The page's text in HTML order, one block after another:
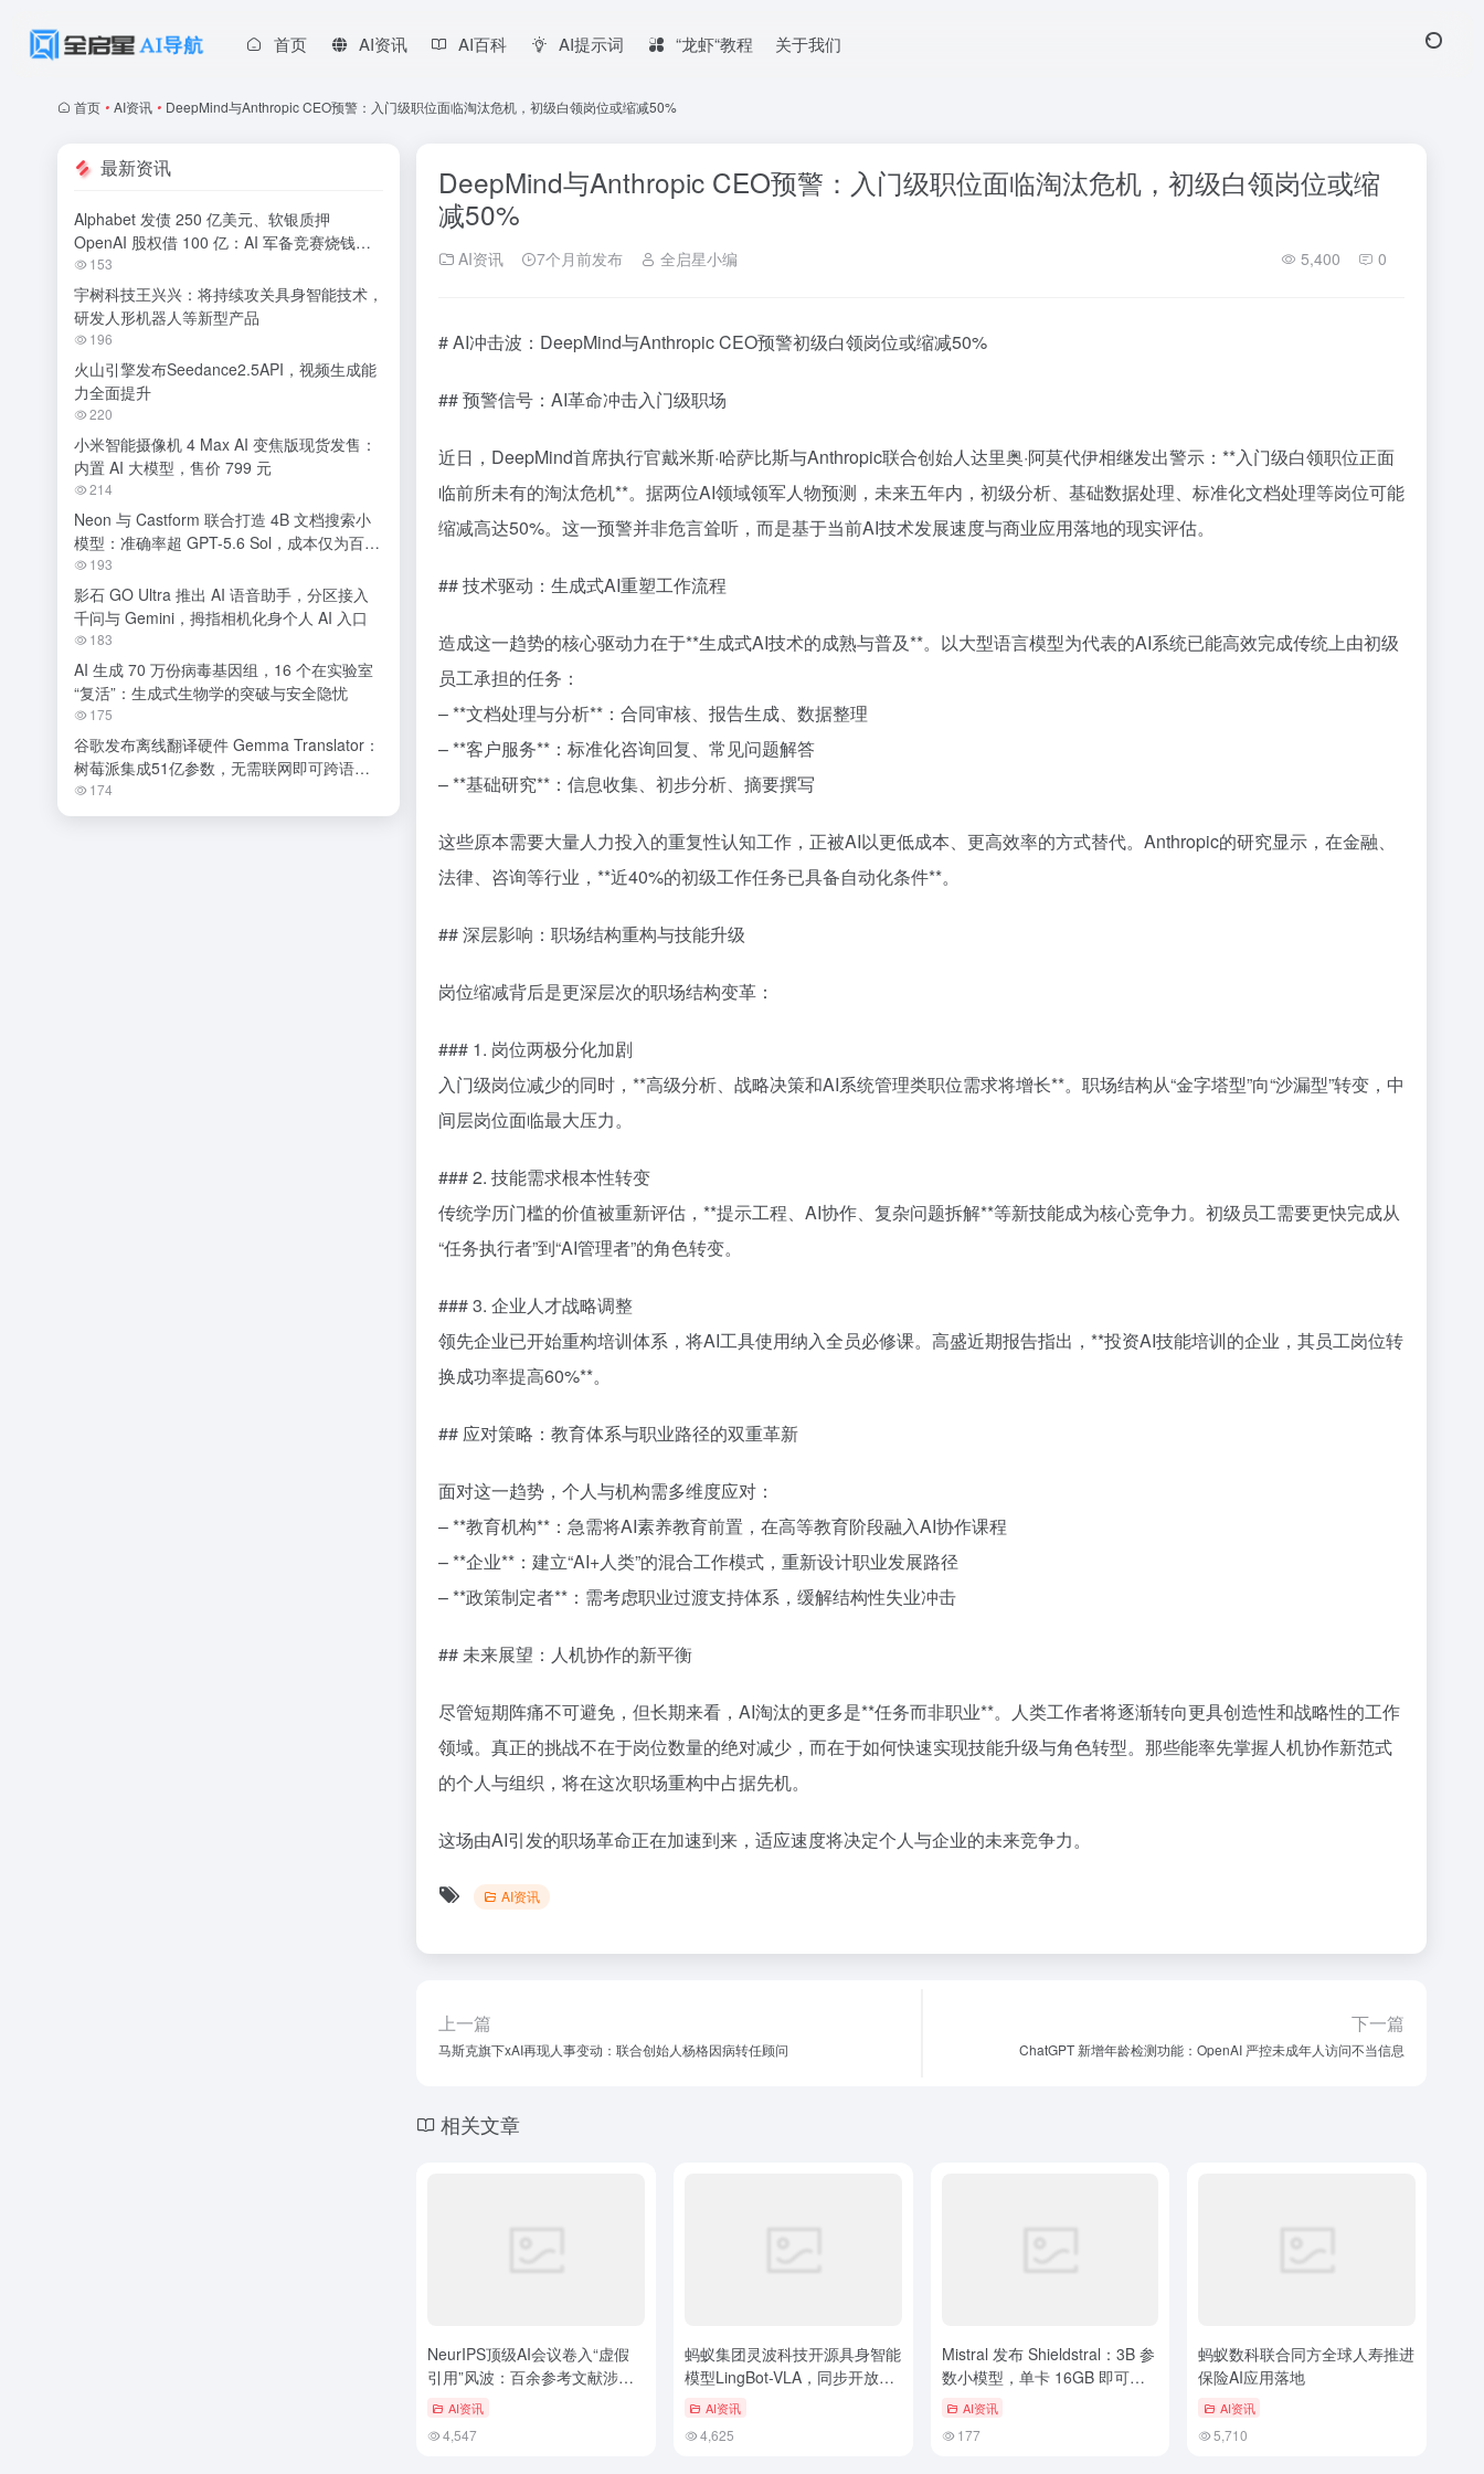
首页 AI资讯 AI百科 AI提示词 “龙虾“教程 关于我们
首页 • AI资讯 • DeepMind与Anthropic CEO预警：入门级职位面临淘汰危机，初级白领岗位或缩减50%
DeepMind与Anthropic CEO预警：入门级职位面临淘汰危机，初级白领岗位或缩
减50%
AI资讯 7个月前发布 全启星小编 5,400 0
# AI冲击波：DeepMind与Anthropic CEO预警初级白领岗位或缩减50%
## 预警信号：AI革命冲击入门级职场
近日，DeepMind首席执行官戴米斯·哈萨比斯与Anthropic联合创始人达里奥·阿莫代伊相继发出警示：**入门级白领职位正面
临前所未有的淘汰危机**。据两位AI领域领军人物预测，未来五年内，初级分析、基础数据处理、标准化文档处理等岗位可能
缩减高达50%。这一预警并非危言耸听，而是基于当前AI技术发展速度与商业应用落地的现实评估。
## 技术驱动：生成式AI重塑工作流程
造成这一趋势的核心驱动力在于**生成式AI技术的成熟与普及**。以大型语言模型为代表的AI系统已能高效完成传统上由初级
员工承担的任务：
– **文档处理与分析**：合同审核、报告生成、数据整理
– **客户服务**：标准化咨询回复、常见问题解答
– **基础研究**：信息收集、初步分析、摘要撰写
这些原本需要大量人力投入的重复性认知工作，正被AI以更低成本、更高效率的方式替代。Anthropic的研究显示，在金融、
法律、咨询等行业，**近40%的初级工作任务已具备自动化条件**。
## 深层影响：职场结构重构与技能升级
岗位缩减背后是更深层次的职场结构变革：
### 1. 岗位两极分化加剧
入门级岗位减少的同时，**高级分析、战略决策和AI系统管理类职位需求将增长**。职场结构从“金字塔型”向“沙漏型”转变，中
间层岗位面临最大压力。
### 2. 技能需求根本性转变
传统学历门槛的价值被重新评估，**提示工程、AI协作、复杂问题拆解**等新技能成为核心竞争力。初级员工需要更快完成从
“任务执行者”到“AI管理者”的角色转变。
### 3. 企业人才战略调整
领先企业已开始重构培训体系，将AI工具使用纳入全员必修课。高盛近期报告指出，**投资AI技能培训的企业，其员工岗位转
换成功率提高60%**。
## 应对策略：教育体系与职业路径的双重革新
面对这一趋势，个人与机构需多维度应对：
– **教育机构**：急需将AI素养教育前置，在高等教育阶段融入AI协作课程
– **企业**：建立“AI+人类”的混合工作模式，重新设计职业发展路径
– **政策制定者**：需考虑职业过渡支持体系，缓解结构性失业冲击
## 未来展望：人机协作的新平衡
尽管短期阵痛不可避免，但长期来看，AI淘汰的更多是**任务而非职业**。人类工作者将逐渐转向更具创造性和战略性的工作
领域。真正的挑战不在于岗位数量的绝对减少，而在于如何快速实现技能升级与角色转型。那些能率先掌握人机协作新范式
的个人与组织，将在这次职场重构中占据先机。
这场由AI引发的职场革命正在加速到来，适应速度将决定个人与企业的未来竞争力。
AI资讯
上一篇
马斯克旗下xAI再现人事变动：联合创始人杨格因病转任顾问
下一篇
ChatGPT 新增年龄检测功能：OpenAI 严控未成年人访问不当信息
相关文章
NeurIPS顶级AI会议卷入“虚假
引用”风波：百余参考文献涉嫌
伪造AI资讯
4,547
蚂蚁集团灵波科技开源具身智能
模型LingBot-VLA，同步开放后
训练工具链
AI资讯
4,625
Mistral 发布 Shieldstral：3B 参
数小模型，单卡 16GB 即可运
行多模态审核，声称达到开源
SOTA
AI资讯
177
蚂蚁数科联合同方全球人寿推进
保险AI应用落地
AI资讯
5,710
最新资讯
Alphabet 发债 250 亿美元、软银质押
OpenAI 股权借 100 亿：AI 军备竞赛烧钱无
休止
153
宇树科技王兴兴：将持续攻关具身智能技术，
研发人形机器人等新型产品
196
火山引擎发布Seedance2.5API，视频生成能
力全面提升
220
小米智能摄像机 4 Max AI 变焦版现货发售：
内置 AI 大模型，售价 799 元
214
Neon 与 Castform 联合打造 4B 文档搜索小
模型：准确率超 GPT-5.6 Sol，成本仅为百分
之一
193
影石 GO Ultra 推出 AI 语音助手，分区接入
千问与 Gemini，拇指相机化身个人 AI 入口
183
AI 生成 70 万份病毒基因组，16 个在实验室
“复活”：生成式生物学的突破与安全隐忧
175
谷歌发布离线翻译硬件 Gemma Translator：
树莓派集成51亿参数，无需联网即可跨语种
交流
174